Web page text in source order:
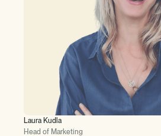
Laura Kudla
Head of Marketing